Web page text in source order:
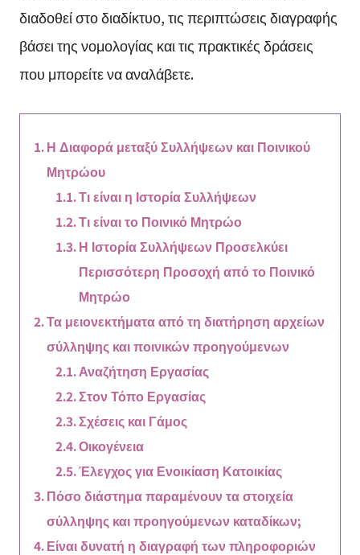
διαδοθεί στο διαδίκτυο, τις περιπτώσεις διαγραφής
βάσει της νομολογίας και τις πρακτικές δράσεις
που μπορείτε να αναλάβετε.
Η Διαφορά μεταξύ Συλλήψεων και Ποινικού
Μητρώου
Τι είναι η Ιστορία Συλλήψεων
Τι είναι το Ποινικό Μητρώο
Η Ιστορία Συλλήψεων Προσελκύει
Περισσότερη Προσοχή από το Ποινικό
Μητρώο
Τα μειονεκτήματα από τη διατήρηση αρχείων
σύλληψης και ποινικών προηγούμενων
Αναζήτηση Εργασίας
Στον Τόπο Εργασίας
Σχέσεις και Γάμος
Οικογένεια
Έλεγχος για Ενοικίαση Κατοικίας
Πόσο διάστημα παραμένουν τα στοιχεία
σύλληψης και προηγούμενων καταδίκων;
Είναι δυνατή η διαγραφή των πληροφοριών